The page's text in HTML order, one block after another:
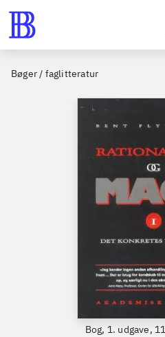
Bøger / faglitteratur
Bog, 1. udgave,